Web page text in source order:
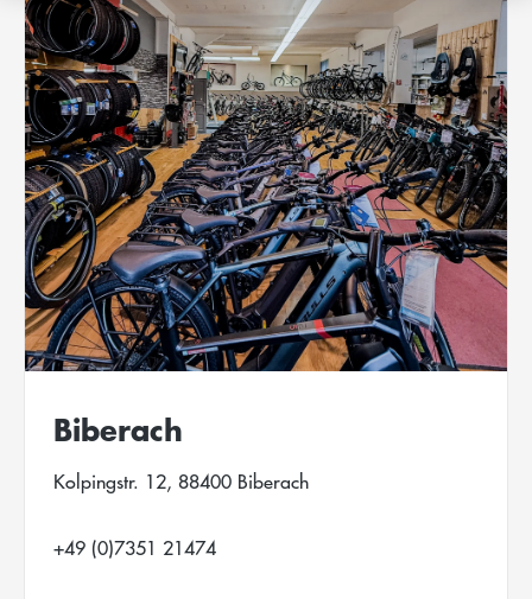
Biberach
Kolpingstr. 12, 88400 Biberach
+49 (0)7351 21474